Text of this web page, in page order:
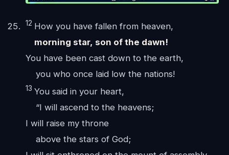
12 How you have fallen from heaven,
morning star, son of the dawn!
You have been cast down to the earth,
you who once laid low the nations!
13You said in your heart,
“I will ascend to the heavens;
I will raise my throne
above the stars of God;